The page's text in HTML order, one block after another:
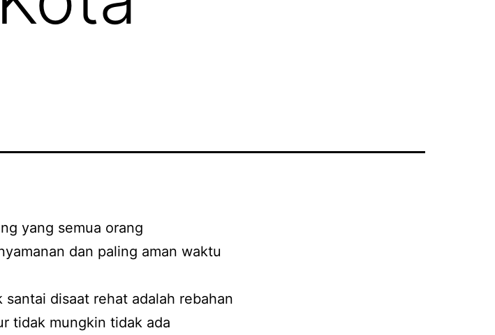
yang semua orang
dan paling aman waktu
disaat rehat adalah rebahan
tidak mungkin tidak ada